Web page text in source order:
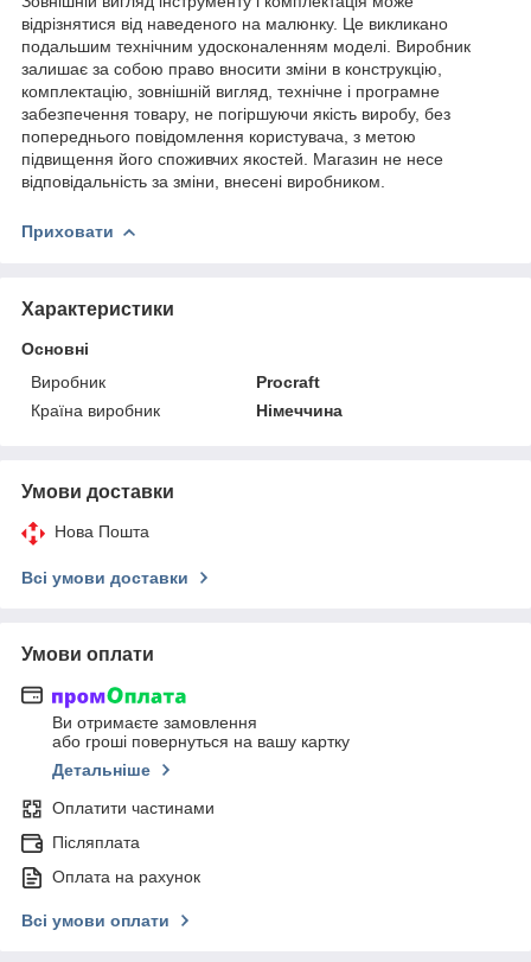
відрізнятися від наведеного на малюнку. Це викликано
подальшим технічним удосконаленням моделі. Виробник
залишає за собою право вносити зміни в конструкцію,
комплектацію, зовнішній вигляд, технічне і програмне
забезпечення товару, не погіршуючи якість виробу, без
попереднього повідомлення користувача, з метою
підвищення його споживчих якостей. Магазин не несе
відповідальність за зміни, внесені виробником.
Приховати
Характеристики
Основні
Виробник
Procraft
Країна виробник
Німеччина
Умови доставки
Нова Пошта
Всі умови доставки
Умови оплати
Ви отримаєте замовлення
або гроші повернуться на вашу картку
Детальніше
Оплатити частинами
Післяплата
Оплата на рахунок
Всі умови оплати